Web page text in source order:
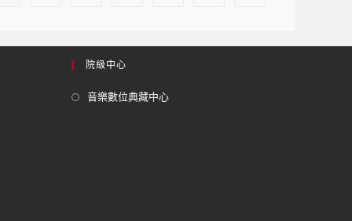
院級中心
音樂數位典藏中心